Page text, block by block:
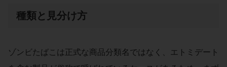
種類と見分け方
ゾンビたばこは正式な商品分類名ではなく、エトミデート